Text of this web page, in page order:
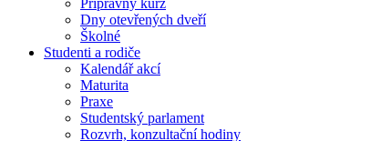
Přípravný kurz
Dny otevřených dveří
Školné
Studenti a rodiče
Kalendář akcí
Maturita
Praxe
Studentský parlament
Rozvrh, konzultační hodiny